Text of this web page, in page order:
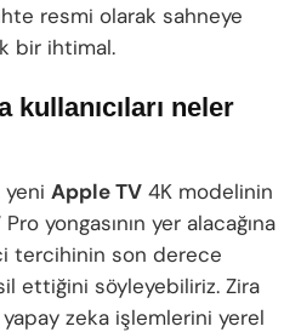
resmi olarak sahneye
bir ihtimal.
kullanıcıları neler
yeni Apple TV 4K modelinin
yongasının yer alacağına
tercihinin son derece
ettiğini söyleyebiliriz. Zira
zeka işlemlerini yerel